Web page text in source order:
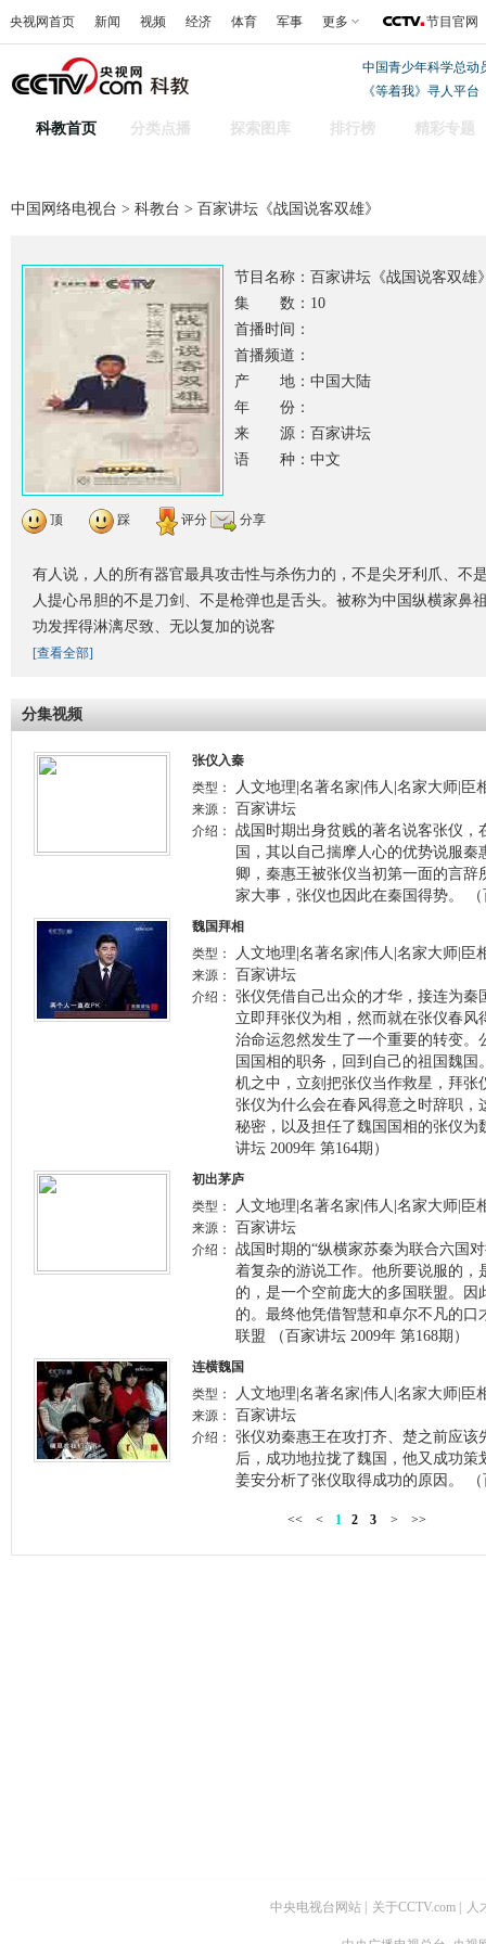
央视网首页 新闻 视频 经济 体育 军事 更多 节目官网
中国青少年科学总动
《等着我》寻人平台
科教首页 分类点播 探索图库 排行榜 精彩专题
中国网络电视台 > 科教台 > 百家讲坛《战国说客双雄》
节目名称： 百家讲坛《战国说客双雄
集 数：10
首播时间：
首播频道：
产 地：中国大陆
年 份：
来 源：百家讲坛
语 种：中文
顶 踩 评分 分享
有人说，人的所有器官最具攻击性与杀伤力的，不是尖牙利爪、不
人提心吊胆的不是刀剑、不是枪弹也是舌头。被称为中国纵横家鼻
功发挥得淋漓尽致、无以复加的说客
[查看全部]
分集视频
张仪入秦
类型：
人文地理|名著名家|伟人|名家大师|臣
来源： 百家讲坛
介绍：
战国时期出身贫贱的著名说客张仪，
国，其以自己揣摩人心的优势说服
卿，秦惠王被张仪当初第一面的言
家大事，张仪也因此在秦国得势。
魏国拜相
类型：
人文地理|名著名家|伟人|名家大师|臣
来源： 百家讲坛
介绍：
张仪凭借自己出众的才华，接连为秦
立即拜张仪为相，然而就在张仪春
治命运忽然发生了一个重要的转变。
国国相的职务，回到自己的祖国魏
机之中，立刻把张仪当作救星，拜张
张仪为什么会在春风得意之时辞职，
秘密，以及担任了魏国国相的张仪为
讲坛 2009年 第164期）
初出茅庐
类型：
人文地理|名著名家|伟人|名家大师|臣
来源： 百家讲坛
介绍：
战国时期的“纵横家苏秦为联合六国
着复杂的游说工作。他所要说服的，
的，是一个空前庞大的多国联盟。
的。最终他凭借智慧和卓尔不凡的
联盟 （百家讲坛 2009年 第168期）
连横魏国
类型：
人文地理|名著名家|伟人|名家大师|臣
来源： 百家讲坛
介绍：
张仪劝秦惠王在攻打齐、楚之前应该
后，成功地拉拢了魏国，他又成功策
姜安分析了张仪取得成功的原因。
<< < 1 2 3 > >>
中央电视台网站 关于CCTV.com 人